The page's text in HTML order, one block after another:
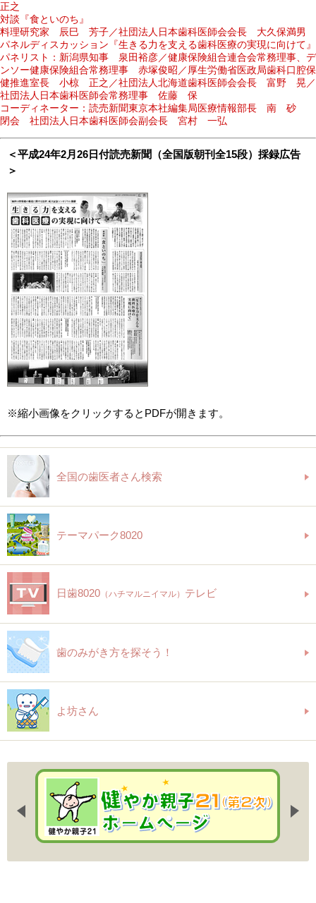
正之
対談『食といのち』
料理研究家 辰巳 芳子／社団法人日本歯科医師会会長 大久保満男
パネルディスカッション『生きる力を支える歯科医療の実現に向けて』
パネリスト：新潟県知事 泉田裕彦／健康保険組合連合会常務理事、デ
ンソー健康保険組合常務理事 赤塚俊昭／厚生労働省医政局歯科口腔保
健推進室長 小椋 正之／社団法人北海道歯科医師会会長 富野 晃／
社団法人日本歯科医師会常務理事 佐藤 保
コーディネーター：読売新聞東京本社編集局医療情報部長 南 砂
閉会 社団法人日本歯科医師会副会長 宮村 一弘
＜平成24年2月26日付読売新聞（全国版朝刊全15段）採録広告
＞
※縮小画像をクリックするとPDFが開きます。
全国の歯医者さん検索
テーマパーク8020
日歯8020 （ハチマルニイマル） テレビ
歯のみがき方を探そう！
よ坊さん